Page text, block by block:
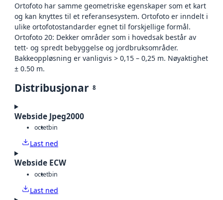
Ortofoto har samme geometriske egenskaper som et kart
og kan knyttes til et referansesystem. Ortofoto er inndelt i
ulike ortofotostandarder egnet til forskjellige formål.
Ortofoto 20: Dekker områder som i hovedsak består av
tett- og spredt bebyggelse og jordbruksområder.
Bakkeoppløsning er vanligvis > 0,15 – 0,25 m. Nøyaktighet
± 0.50 m.
Distribusjonar 8
Webside Jpeg2000
octetbin
Last ned
Webside ECW
octetbin
Last ned